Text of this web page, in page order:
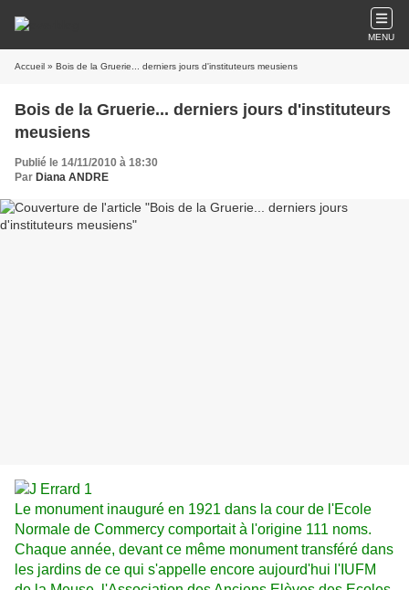
MENU
Accueil » Bois de la Gruerie... derniers jours d'instituteurs meusiens
Bois de la Gruerie... derniers jours d'instituteurs
meusiens
Publié le 14/11/2010 à 18:30
Par Diana ANDRE
Le monument inauguré en 1921 dans la cour de l'Ecole
Normale de Commercy comportait à l'origine 111 noms.
Chaque année, devant ce même monument transféré dans
les jardins de ce qui s'appelle encore aujourd'hui l'IUFM